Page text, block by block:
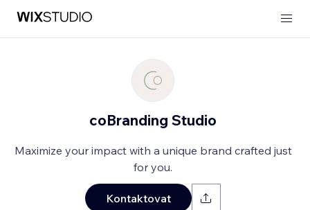
coBranding Studio
Maximize your impact with a unique brand crafted just
for you.
Kontaktovat